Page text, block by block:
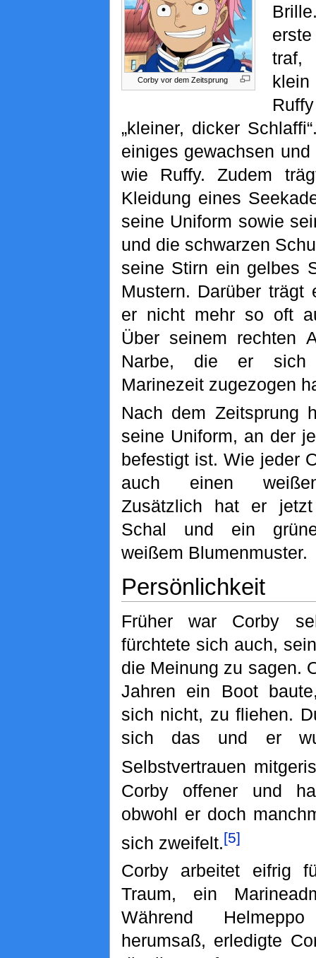
Corby vor dem Zeitsprung
traf,
„kleiner, dicker
einiges gewachsen
wie Ruffy. Zudem
Kleidung eines
seine Uniform sowie
und die schwarzen
seine Stirn ein gelbes
Mustern. Darüber
er nicht mehr so oft
Über seinem rechten
Narbe, die er sich
Marinezeit zugezogen
Nach dem Zeitsprung
seine Uniform, an der
befestigt ist. Wie jeder
auch einen
Zusätzlich hat er
Schal und ein
weißem Blumenmuster.
Persönlichkeit
Früher war Corby
fürchtete sich auch,
die Meinung zu sagen.
Jahren ein Boot
sich nicht, zu fliehen.
sich das und er
Selbstvertrauen
Corby offener und
obwohl er doch
sich zweifelt.[5]
Corby arbeitet eifrig
Traum, ein
Während
herumsaß, erledigte